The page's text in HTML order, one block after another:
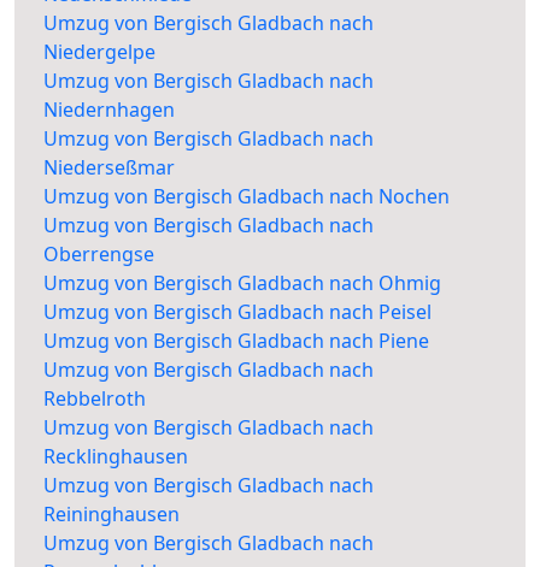
Umzug von Bergisch Gladbach nach
Niedergelpe
Umzug von Bergisch Gladbach nach
Niedernhagen
Umzug von Bergisch Gladbach nach
Niederseßmar
Umzug von Bergisch Gladbach nach Nochen
Umzug von Bergisch Gladbach nach
Oberrengse
Umzug von Bergisch Gladbach nach Ohmig
Umzug von Bergisch Gladbach nach Peisel
Umzug von Bergisch Gladbach nach Piene
Umzug von Bergisch Gladbach nach
Rebbelroth
Umzug von Bergisch Gladbach nach
Recklinghausen
Umzug von Bergisch Gladbach nach
Reininghausen
Umzug von Bergisch Gladbach nach